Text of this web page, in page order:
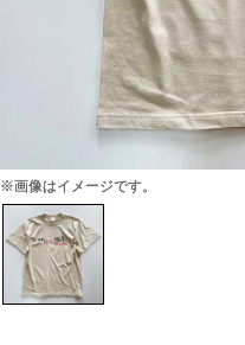
※画像はイメージです。